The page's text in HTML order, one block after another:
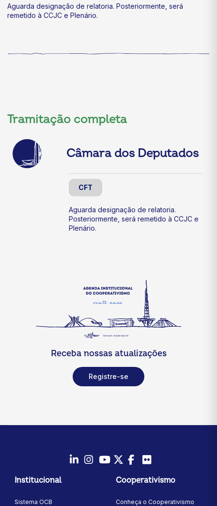
Aguarda designação de relatoria. Posteriormente, será
remetido à CCJC e Plenário.
Tramitação completa
Câmara dos Deputados
CFT
Aguarda designação de relatoria.
Posteriormente, será remetido à CCJC e
Plenário.
Receba nossas atualizações
Registre-se
Instagram
YoutubeTwitter/X
Facebook
Institucional
Sistema OCB
Cooperativismo
Conheça o Cooperativismo